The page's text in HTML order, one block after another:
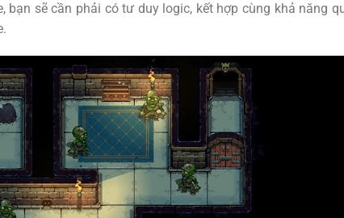
bạn sẽ cần phải có tư duy logic, kết hợp cùng khả năng